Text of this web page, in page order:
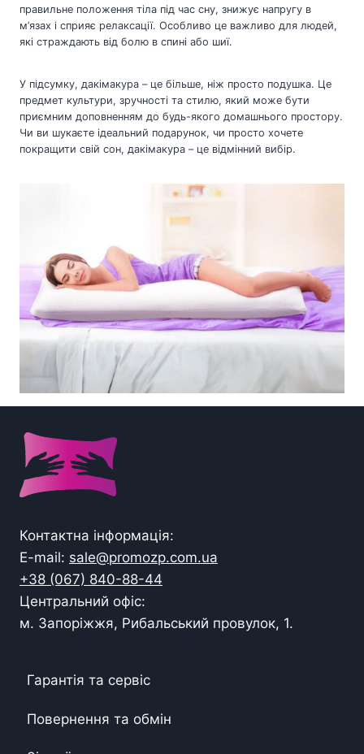
правильне положення тіла під час сну, знижує напругу в
м’язах і сприяє релаксації. Особливо це важливо для людей,
які страждають від болю в спині або шиї.
У підсумку, дакімакура – це більше, ніж просто подушка. Це
предмет культури, зручності та стилю, який може бути
приємним доповненням до будь-якого домашнього простору.
Чи ви шукаєте ідеальний подарунок, чи просто хочете
покращити свій сон, дакімакура – це відмінний вибір.
Контактна інформація:
E-mail: sale@promozp.com.ua
+38 (067) 840-88-44
Центральний офіс:
м. Запоріжжя, Рибальський провулок, 1.
Гарантія та сервіс
Повернення та обмін